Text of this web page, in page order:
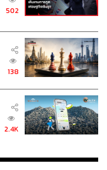
502
138
2.4K